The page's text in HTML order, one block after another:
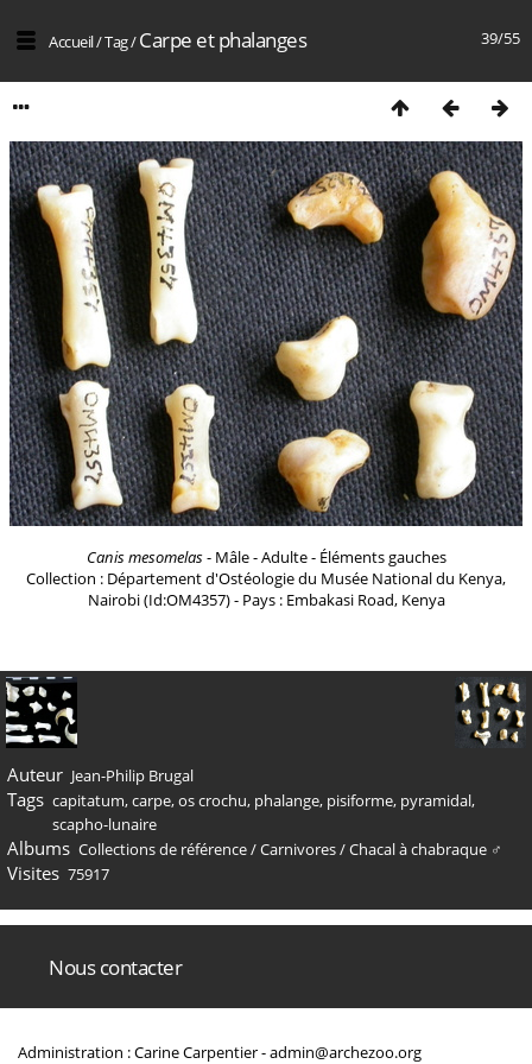
39/55
Accueil/Tag/Carpe et phalanges
Canis mesomelas- Mâle - Adulte - Éléments gauches
Collection : Département d'Ostéologie du Musée National du Kenya,
Nairobi (Id:OM4357) - Pays : Embakasi Road, Kenya
Auteur Jean-Philip Brugal
Tags capitatum,carpe,os crochu, phalange, pisiforme, pyramidal,
scapho-lunaire
Albums Collections de référence/Carnivores/Chacal à chabraque ♂
Visites 75917
Nous contacter
Administration : Carine Carpentier -admin@archezoo.org